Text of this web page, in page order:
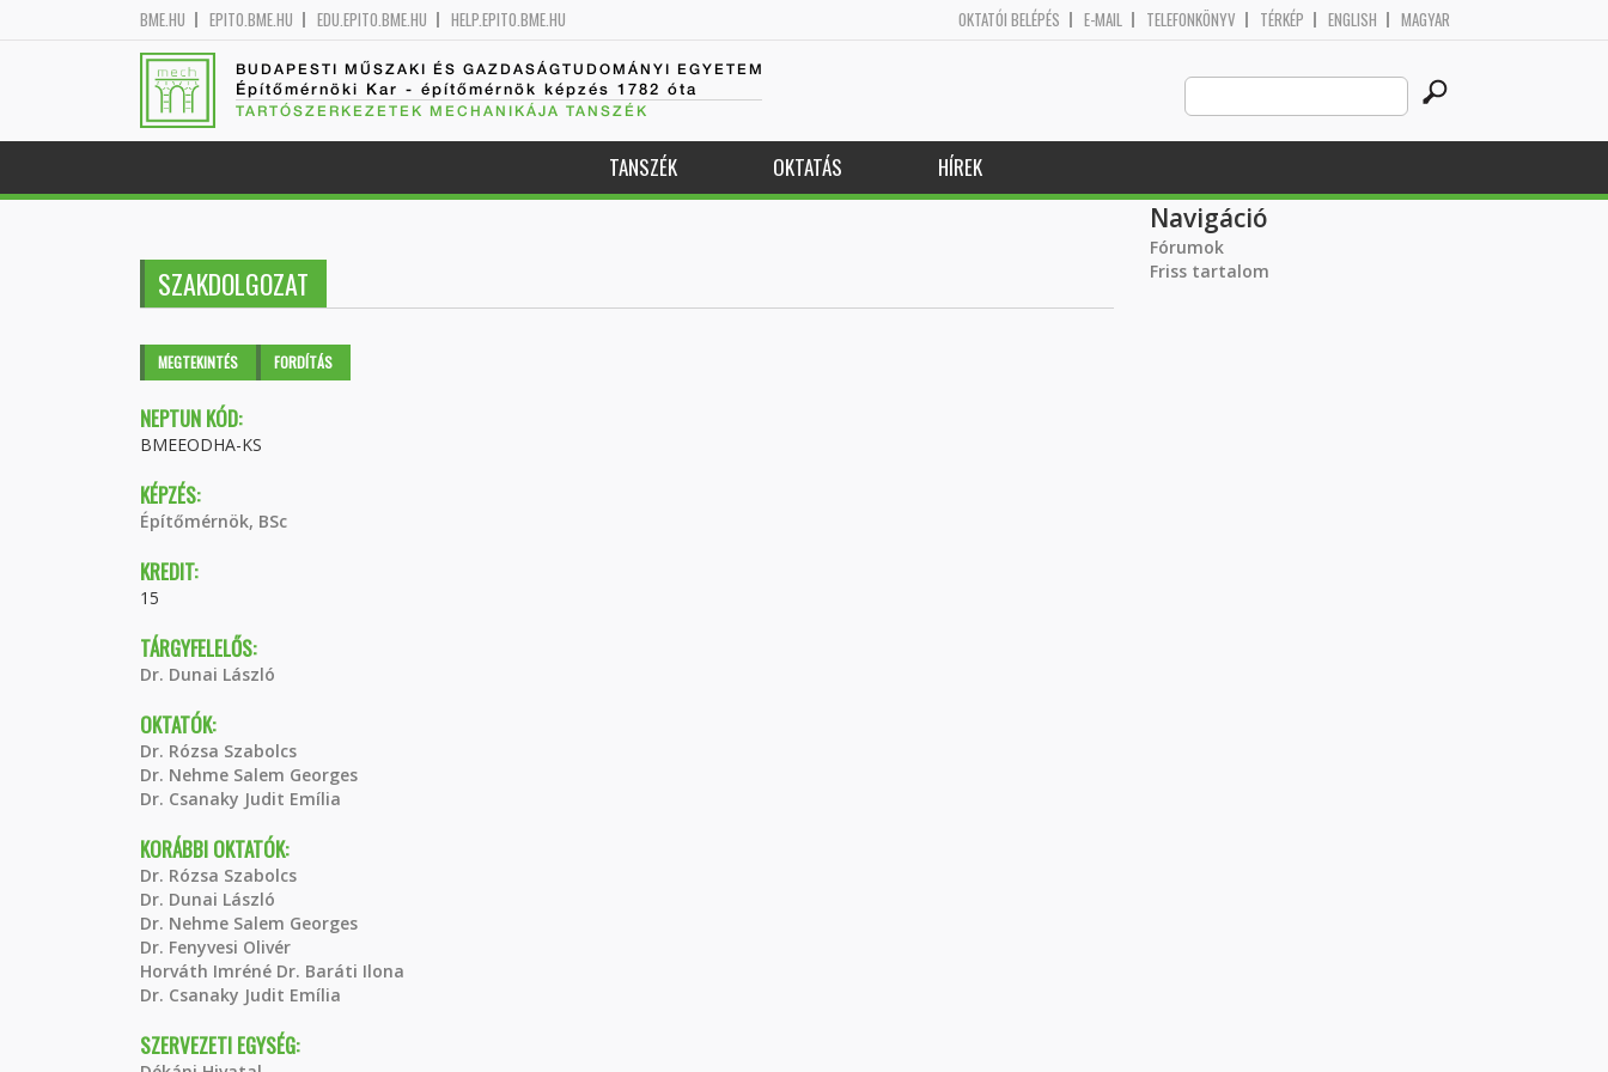
BME.HU EPITO.BME.HU EDU.EPITO.BME.HU HELP.EPITO.BME.HU OKTATÓI BELÉPÉS E-MAIL TELEFONKÖNYV TÉRKÉP ENGLISH MAGYAR
BUDAPESTI MŰSZAKI ÉS GAZDASÁGTUDOMÁNYI EGYETEM
Építőmérnöki Kar - építőmérnök képzés 1782 óta
TARTÓSZERKEZETEK MECHANIKÁJA TANSZÉK
Search
this
site
TANSZÉK OKTATÁS HÍREK
SZAKDOLGOZAT
Elsődleges fülek
MEGTEKINTÉS (AKTÍVFORDÍTÁS
NEPTUN KÓD:
BMEEODHA-KS
KÉPZÉS:
Építőmérnök, BSc
KREDIT:
15
TÁRGYFELELŐS:
Dr. Dunai László
OKTATÓK:
Dr. Rózsa Szabolcs
Dr. Nehme Salem Georges
Dr. Csanaky Judit Emília
KORÁBBI OKTATÓK:
Dr. Rózsa Szabolcs
Dr. Dunai László
Dr. Nehme Salem Georges
Dr. Fenyvesi Olivér
Horváth Imréné Dr. Baráti Ilona
Dr. Csanaky Judit Emília
SZERVEZETI EGYSÉG:
Navigáció
Fórumok
Friss tartalom